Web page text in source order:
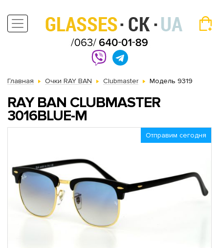
Главная Очки RAY BAN Clubmaster Модель 9319
RAY BAN CLUBMASTER
3016BLUE-M
Отправим сегодня